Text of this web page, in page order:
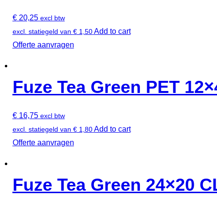
€20,25 excl btw
excl. statiegeld van €1,50 Add to cart
Offerte aanvragen
Fuze Tea Green PET
€16,75 excl btw
excl. statiegeld van €1,80 Add to cart
Offerte aanvragen
Fuze Tea Green 24×20